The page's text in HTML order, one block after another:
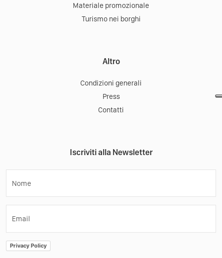
Materiale promozionale
Turismo nei borghi
Altro
Condizioni generali
Press
Contatti
Iscriviti alla Newsletter
Nome
Email
Privacy Policy